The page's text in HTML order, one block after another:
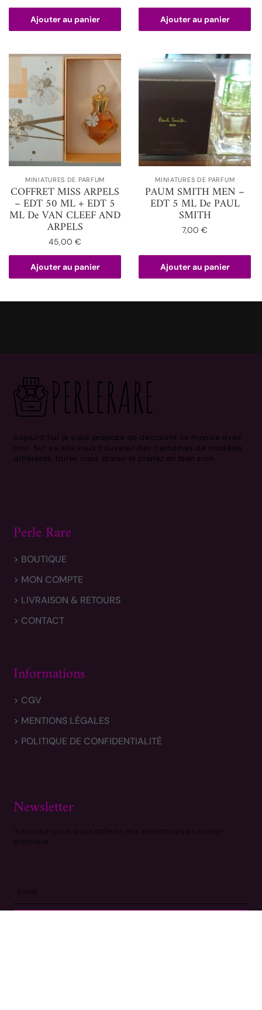
Ajouter au panier Ajouter au panier
MINIATURES DE PARFUM
COFFRET MISS ARPELS
– EDT 50 ML + EDT 5
ML De VAN CLEEF AND
ARPELS
45,00€
Ajouter au panier
MINIATURES DE PARFUM
PAUM SMITH MEN –
EDT 5 ML De PAUL
SMITH
7,00€
Ajouter au panier
Aujourd’hui je vous propose de découvrir ce monde avec
moi. Sur ce site vous trouverez des centaines de modèles
différents, faites vous plaisir et prenez en bien soin .
Perle Rare
> BOUTIQUE
> MON COMPTE
> LIVRAISON & RETOURS
> CONTACT
Informations
> CGV
> MENTIONS LÉGALES
> POLITIQUE DE CONFIDENTIALITÉ
Newsletter
Inscrivez-vous pour obtenir nos miniatures en avant-
première